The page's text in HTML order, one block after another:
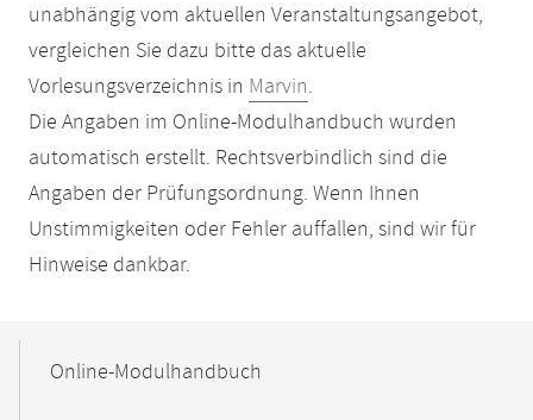
unabhängig vom aktuellen Veranstaltungsangebot,
vergleichen Sie dazu bitte das aktuelle
Vorlesungsverzeichnis in Marvin.
Die Angaben im Online-Modulhandbuch wurden
automatisch erstellt. Rechtsverbindlich sind die
Angaben der Prüfungsordnung. Wenn Ihnen
Unstimmigkeiten oder Fehler auffallen, sind wir für
Hinweise dankbar.
NavigationOnline-Modulhandbuch